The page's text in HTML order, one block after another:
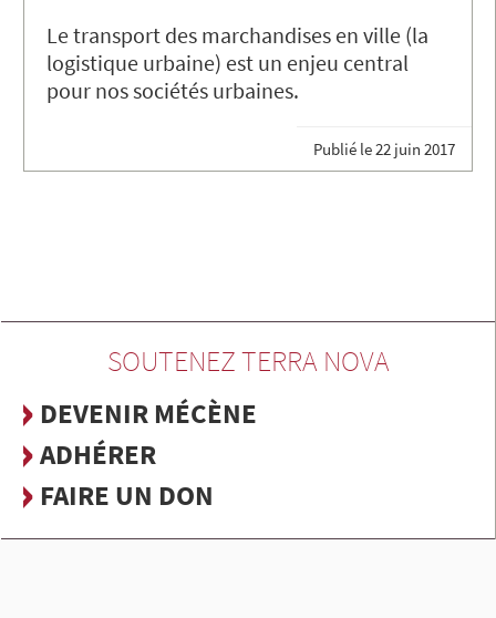
Le transport des marchandises en ville (la
logistique urbaine) est un enjeu central
pour nos sociétés urbaines.
Publié le22 juin 2017
SOUTENEZ TERRA NOVA
DEVENIR MÉCÈNE
ADHÉRER
FAIRE UN DON